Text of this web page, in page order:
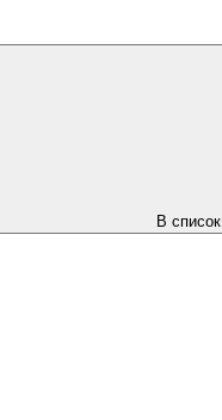
В список